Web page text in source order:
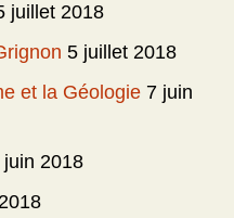
juillet 2018
5 juillet 2018
et la Géologie 7 juin
juin 2018